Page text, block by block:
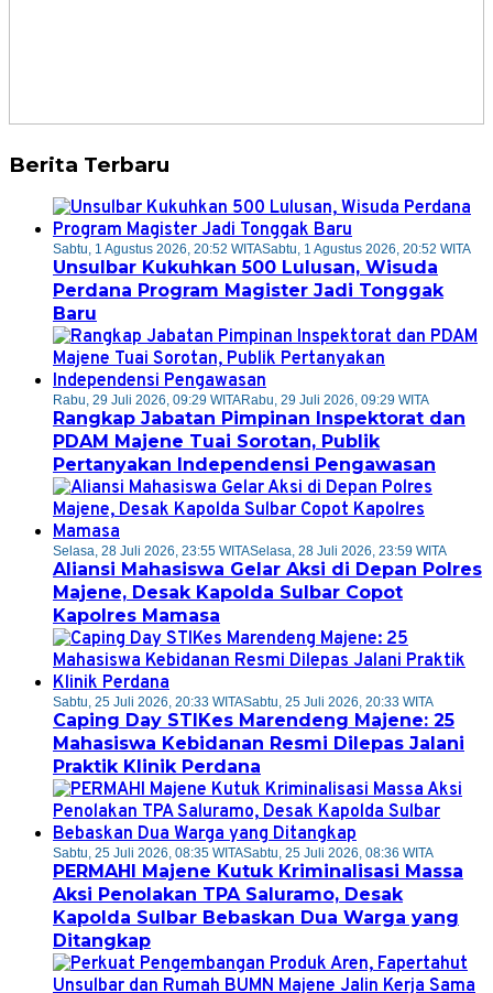
Berita Terbaru
Sabtu, 1 Agustus 2026, 20:52 WITASabtu, 1 Agustus 2026, 20:52 WITA
Unsulbar Kukuhkan 500 Lulusan, Wisuda
Perdana Program Magister Jadi Tonggak
Baru
Rabu, 29 Juli 2026, 09:29 WITARabu, 29 Juli 2026, 09:29 WITA
Rangkap Jabatan Pimpinan Inspektorat dan
PDAM Majene Tuai Sorotan, Publik
Pertanyakan Independensi Pengawasan
Selasa, 28 Juli 2026, 23:55 WITASelasa, 28 Juli 2026, 23:59 WITA
Aliansi Mahasiswa Gelar Aksi di Depan Polres
Majene, Desak Kapolda Sulbar Copot
Kapolres Mamasa
Sabtu, 25 Juli 2026, 20:33 WITASabtu, 25 Juli 2026, 20:33 WITA
Caping Day STIKes Marendeng Majene: 25
Mahasiswa Kebidanan Resmi Dilepas Jalani
Praktik Klinik Perdana
Sabtu, 25 Juli 2026, 08:35 WITASabtu, 25 Juli 2026, 08:36 WITA
PERMAHI Majene Kutuk Kriminalisasi Massa
Aksi Penolakan TPA Saluramo, Desak
Kapolda Sulbar Bebaskan Dua Warga yang
Ditangkap